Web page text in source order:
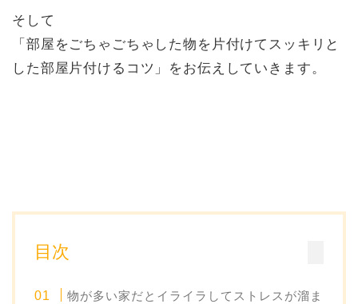
そして
「部屋をごちゃごちゃした物を片付けてスッキリと
した部屋片付けるコツ」をお伝えしていきます。
目次
物が多い家だとイライラしてストレスが溜ま